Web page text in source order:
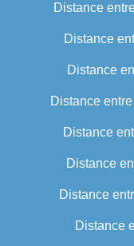
Distance
Distance
Distance
Distance entre
Distance
Distance
Distance
Distance